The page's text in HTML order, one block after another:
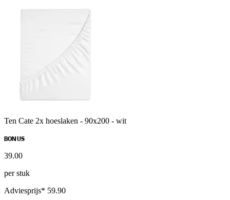
Ten Cate 2x hoeslaken - 90x200 - wit
BONUS
39.00
per stuk
Adviesprijs* 59.90